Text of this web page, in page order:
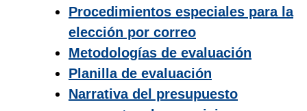
Procedimientos especiales para la
elección por correo
Metodologías de evaluación
Planilla de evaluación
Narrativa del presupuesto